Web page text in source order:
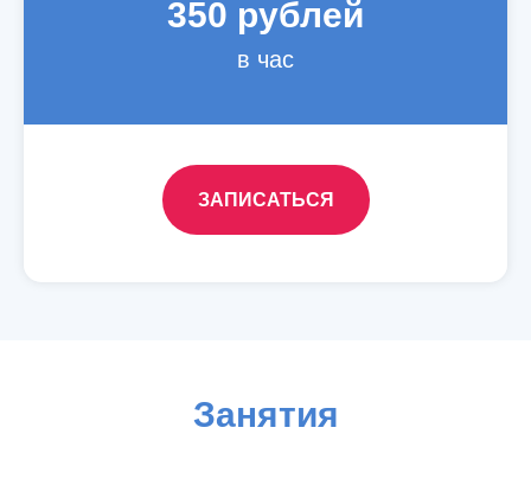
350 рублей
в час
ЗАПИСАТЬСЯ
Занятия